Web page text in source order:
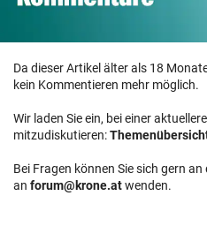
Da dieser Artikel älter als 18
kein Kommentieren mehr möglich.
Wir laden Sie ein, bei einer
mitzudiskutieren:
Bei Fragen können Sie sich gern
an forum@krone.atwenden.